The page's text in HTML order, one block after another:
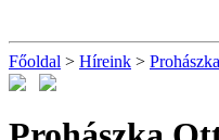
Főoldal > Híreink >